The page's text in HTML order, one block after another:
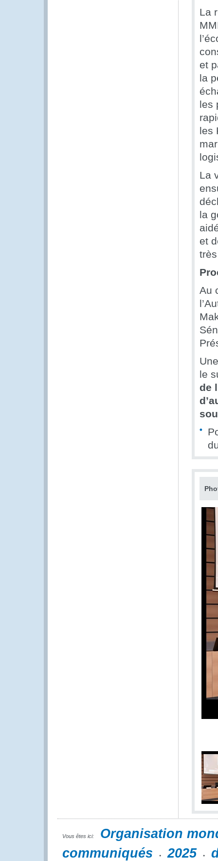
La
et
la
les
les
La
la
et
Au
le
de
Vous êtes ici:
Organisation
communiqués
2025